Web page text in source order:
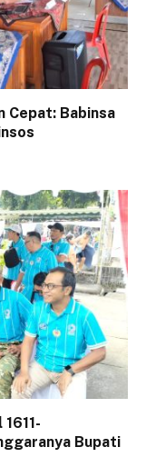
Cepat: Babinsa
Bupati